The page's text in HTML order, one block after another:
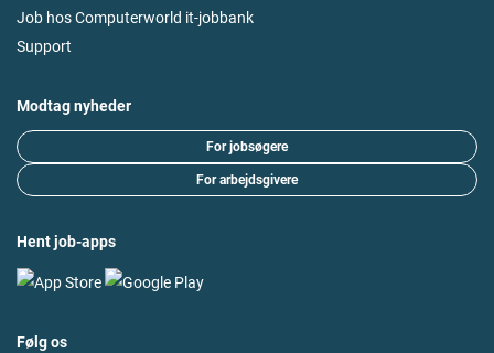
Job hos Computerworld it-jobbank
Support
Modtag nyheder
For jobsøgere
For arbejdsgivere
Hent job-apps
Følg os